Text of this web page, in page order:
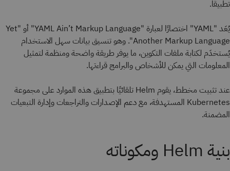
تطبيقًا.
يُعَد "YAML" اختصارًا لعبارة "YAML Ain’t Markup Language" أو "Yet
Another Markup Language". وهو تنسيق بيانات سهل الاستخدام
يُستخدَم لكتابة ملفات التكوين، ما يوفر طريقة واضحة ومنظمة لتمثيل
المعلومات التي يمكن للأشخاص والبرامج قراءتها.
عند تثبيت مخطط، يقوم Helm تلقائيًا بتطبيق هذه الموارد على مجموعة
Kubernetes المستهدفة، مع دعم الإصدارات والتراجعات وإدارة التبعيات
المضمنة.
بنية Helm ومكوناته